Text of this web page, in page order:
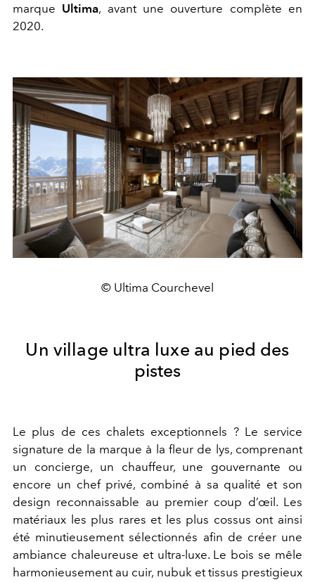
marque Ultima, avant une ouverture complète en
2020.
© Ultima Courchevel
Un village ultra luxe au pied des
pistes
Le plus de ces chalets exceptionnels ? Le service
signature de la marque à la fleur de lys, comprenant
un concierge, un chauffeur, une gouvernante ou
encore un chef privé, combiné à sa qualité et son
design reconnaissable au premier coup d’œil. Les
matériaux les plus rares et les plus cossus ont ainsi
été minutieusement sélectionnés afin de créer une
ambiance chaleureuse et ultra-luxe. Le bois se mêle
harmonieusement au cuir, nubuk et tissus prestigieux